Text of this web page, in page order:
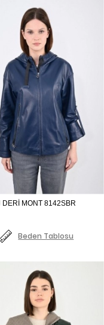
Beden Tablosu